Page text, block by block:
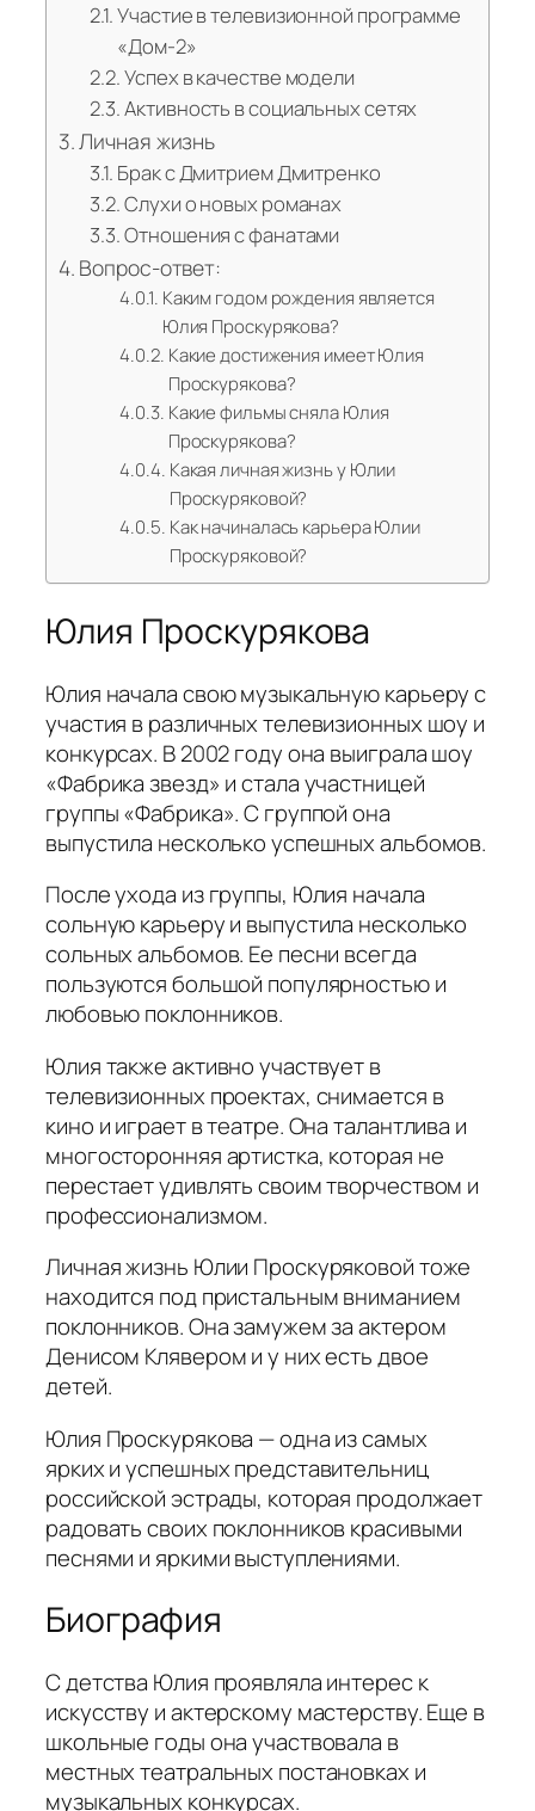
Участие в телевизионной программе
«Дом-2»
Успех в качестве модели
Активность в социальных сетях
Личная жизнь
Брак с Дмитрием Дмитренко
Слухи о новых романах
Отношения с фанатами
Вопрос-ответ:
Каким годом рождения является
Юлия Проскурякова?
Какие достижения имеет Юлия
Проскурякова?
Какие фильмы сняла Юлия
Проскурякова?
Какая личная жизнь у Юлии
Проскуряковой?
Как начиналась карьера Юлии
Проскуряковой?
Юлия Проскурякова
Юлия начала свою музыкальную карьеру с
участия в различных телевизионных шоу и
конкурсах. В 2002 году она выиграла шоу
«Фабрика звезд» и стала участницей
группы «Фабрика». С группой она
выпустила несколько успешных альбомов.
После ухода из группы, Юлия начала
сольную карьеру и выпустила несколько
сольных альбомов. Ее песни всегда
пользуются большой популярностью и
любовью поклонников.
Юлия также активно участвует в
телевизионных проектах, снимается в
кино и играет в театре. Она талантлива и
многосторонняя артистка, которая не
перестает удивлять своим творчеством и
профессионализмом.
Личная жизнь Юлии Проскуряковой тоже
находится под пристальным вниманием
поклонников. Она замужем за актером
Денисом Клявером и у них есть двое
детей.
Юлия Проскурякова — одна из самых
ярких и успешных представительниц
российской эстрады, которая продолжает
радовать своих поклонников красивыми
песнями и яркими выступлениями.
Биография
С детства Юлия проявляла интерес к
искусству и актерскому мастерству. Еще в
школьные годы она участвовала в
местных театральных постановках и
музыкальных конкурсах.